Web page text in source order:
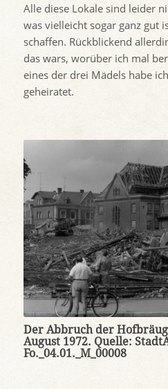
Alle diese Lokale sind leider
was vielleicht sogar ganz gut
schaffen. Rückblickend
das wars, worüber ich mal
eines der drei Mädels habe
geheiratet.
Der Abbruch der
August 1972. Quelle:
Fo._04.01._M_00008